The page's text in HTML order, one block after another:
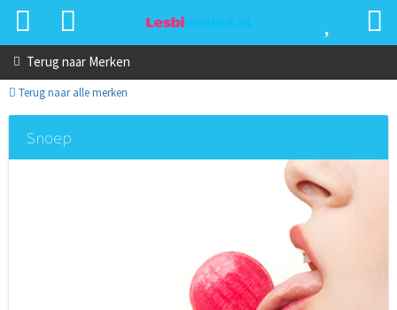
Terug naar Merken
Terug naar alle merken
Snoep